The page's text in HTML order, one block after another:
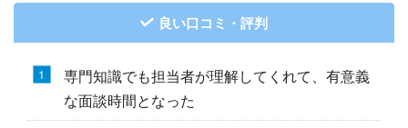
良い口コミ・評判
専門知識でも担当者が理解してくれて、有意義
な面談時間となった